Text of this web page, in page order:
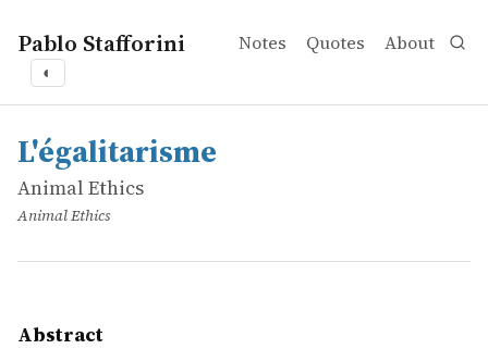
Pablo Stafforini Notes Quotes About
◐
works
Animal Ethics
L'égalitarisme
online
L&rsquo;égalitarisme, théorie éthique et politique
L'égalitarisme
Animal Ethics
Animal Ethics
Abstract